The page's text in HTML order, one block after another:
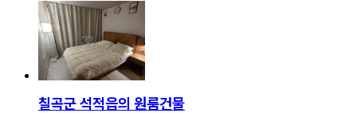
칠곡군 석적읍의 원룸건물